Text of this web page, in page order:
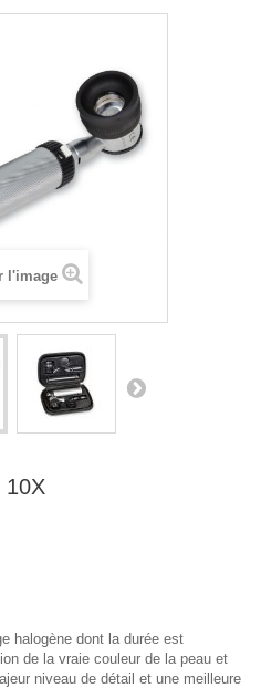
l'image
10X
halogène dont la durée est
de la vraie couleur de la peau et
niveau de détail et une meilleure